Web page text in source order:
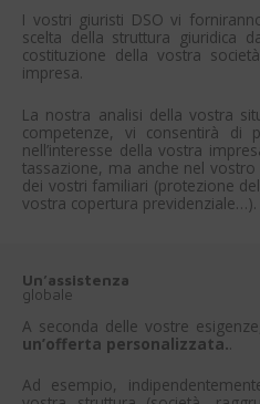
I vostri giuristi DSO vi
scelta della struttura giuridica
costituzione della vostra
impresa.
La nostra analisi della vostra
competenze, vi consentirà di
nell’interesse della vostra
tassazione, ma anche nel
dei vostri familiari (protezione
vostra copertura previdenziale…).
Un’assistenza
globale
A seconda delle vostre
un’offerta personalizzata..
Ad esempio,